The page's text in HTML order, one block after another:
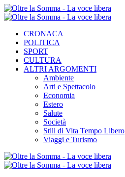
CRONACA
POLITICA
SPORT
CULTURA
ALTRI ARGOMENTI
Ambiente
Arti e Spettacolo
Economia
Estero
Salute
Società
Stili di Vita Tempo Libero
Viaggi e Turismo